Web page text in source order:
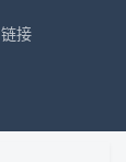
链接